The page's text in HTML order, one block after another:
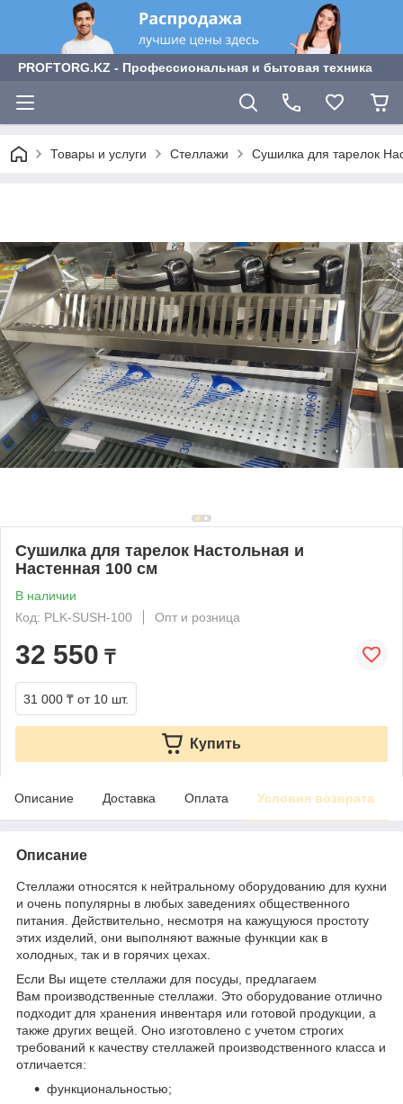
PROFTORG.KZ - Профессиональная и бытовая техника
Товары и услуги Стеллажи Сушилка для тарелок
Сушилка для тарелок Настольная и
Настенная 100 см
В наличии
Код: PLK-SUSH-100
Опт и розница
32 550 ₸
31 000 ₸ от 10 шт.
Купить
Описание Доставка Оплата Условия возврата
Описание
Стеллажи относятся к нейтральному оборудованию для кухни
и очень популярны в любых заведениях общественного
питания. Действительно, несмотря на кажущуюся простоту
этих изделий, они выполняют важные функции как в
холодных, так и в горячих цехах.
Если Вы ищете стеллажи для посуды, предлагаем
Вам производственные стеллажи. Это оборудование отлично
подходит для хранения инвентаря или готовой продукции, а
также других вещей. Оно изготовлено с учетом строгих
требований к качеству стеллажей производственного класса и
отличается:
функциональностью;